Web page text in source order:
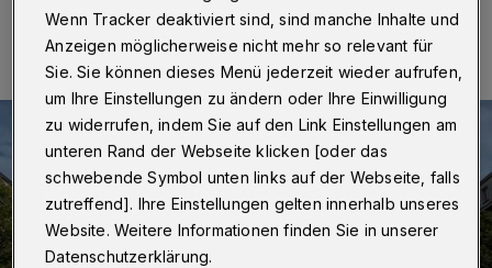
Wenn Tracker deaktiviert sind, sind manche Inhalte und
Anzeigen möglicherweise nicht mehr so relevant für
Sie. Sie können dieses Menü jederzeit wieder aufrufen,
um Ihre Einstellungen zu ändern oder Ihre Einwilligung
zu widerrufen, indem Sie auf den Link Einstellungen am
unteren Rand der Webseite klicken [oder das
schwebende Symbol unten links auf der Webseite, falls
zutreffend]. Ihre Einstellungen gelten innerhalb unseres
Website. Weitere Informationen finden Sie in unserer
Datenschutzerklärung.